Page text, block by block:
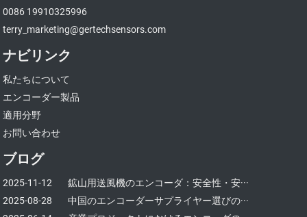
0086 19910325996
terry_marketing@gertechsensors.com
ナビリンク
私たちについて
エンコーダー製品
適用分野
お問い合わせ
ブログ
2025-11-12
鉱山用送風機のエンコーダ：安全性・安···
2025-08-28
中国のエンコーダーサプライヤー選びの···